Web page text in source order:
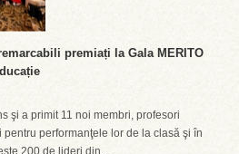
premiați la Gala MERITO
şi a primit 11 noi membri, profesori
performanţele lor de la clasă şi în
200 de lideri din...